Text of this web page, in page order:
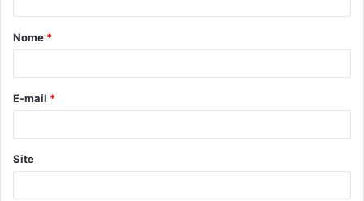
á
r
*
Nome *
E-mail *
Site